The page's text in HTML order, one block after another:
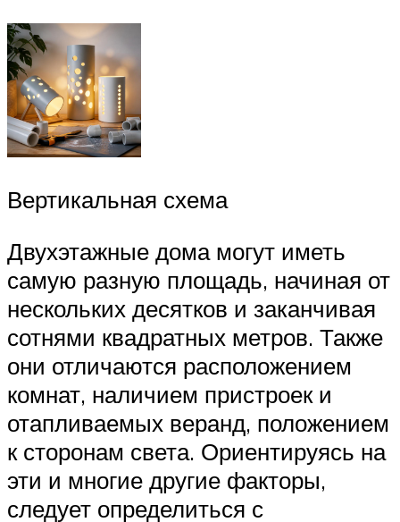
Вертикальная схема
Двухэтажные дома могут иметь
самую разную площадь, начиная от
нескольких десятков и заканчивая
сотнями квадратных метров. Также
они отличаются расположением
комнат, наличием пристроек и
отапливаемых веранд, положением
к сторонам света. Ориентируясь на
эти и многие другие факторы,
следует определиться с